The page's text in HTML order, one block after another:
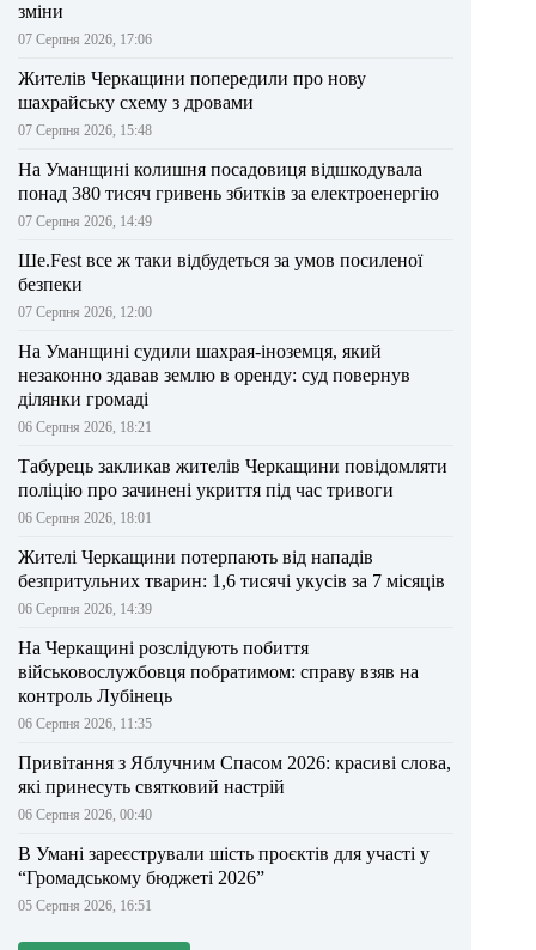
зміни
07 Серпня 2026, 17:06
Жителів Черкащини попередили про нову
шахрайську схему з дровами
07 Серпня 2026, 15:48
На Уманщині колишня посадовиця відшкодувала
понад 380 тисяч гривень збитків за електроенергію
07 Серпня 2026, 14:49
Ше.Fest все ж таки відбудеться за умов посиленої
безпеки
07 Серпня 2026, 12:00
На Уманщині судили шахрая-іноземця, який
незаконно здавав землю в оренду: суд повернув
ділянки громаді
06 Серпня 2026, 18:21
Табурець закликав жителів Черкащини повідомляти
поліцію про зачинені укриття під час тривоги
06 Серпня 2026, 18:01
Жителі Черкащини потерпають від нападів
безпритульних тварин: 1,6 тисячі укусів за 7 місяців
06 Серпня 2026, 14:39
На Черкащині розслідують побиття
військовослужбовця побратимом: справу взяв на
контроль Лубінець
06 Серпня 2026, 11:35
Привітання з Яблучним Спасом 2026: красиві слова,
які принесуть святковий настрій
06 Серпня 2026, 00:40
В Умані зареєстрували шість проєктів для участі у
“Громадському бюджеті 2026”
05 Серпня 2026, 16:51